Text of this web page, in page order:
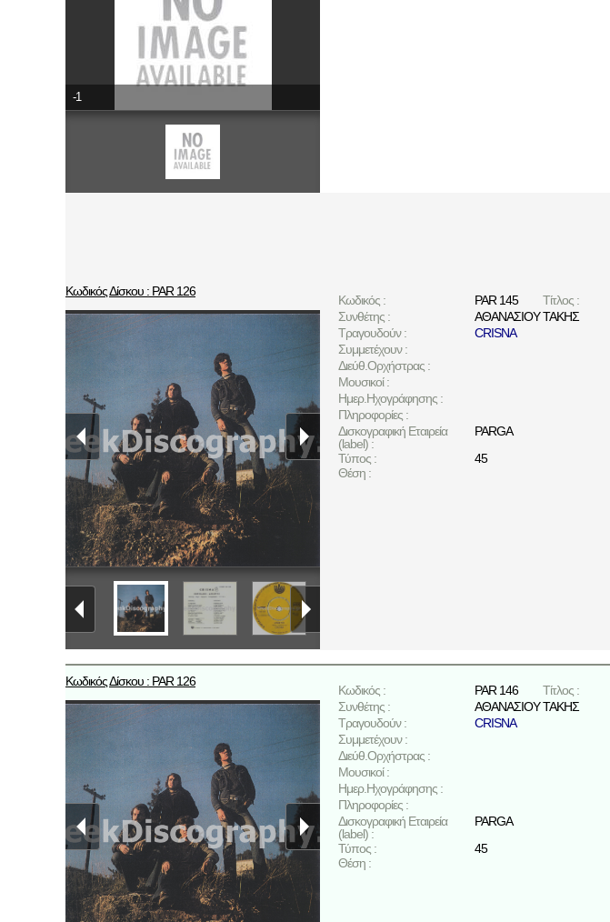
-1
Κωδικός Δίσκου : PAR 126
Κωδικός : PAR 145 Τίτλος :
Συνθέτης :
ΑΘΑΝΑΣΙΟΥ ΤΑΚΗΣ
Τραγουδούν :
CRISNA
Συμμετέχουν :
Διεύθ.Ορχήστρας :
Μουσικοί :
Ημερ.Ηχογράφησης :
Πληροφορίες :
Δισκογραφική Εταιρεία
(label) :
PARGA
Τύπος :
45
Θέση :
Κωδικός Δίσκου : PAR 126
Κωδικός : PAR 146 Τίτλος :
Συνθέτης :
ΑΘΑΝΑΣΙΟΥ ΤΑΚΗΣ
Τραγουδούν :
CRISNA
Συμμετέχουν :
Διεύθ.Ορχήστρας :
Μουσικοί :
Ημερ.Ηχογράφησης :
Πληροφορίες :
Δισκογραφική Εταιρεία
(label) :
PARGA
Τύπος :
45
Θέση :